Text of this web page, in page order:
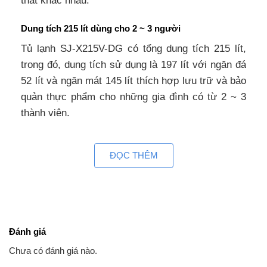
Dung tích 215 lít dùng cho 2 ~ 3 người
Tủ lạnh SJ-X215V-DG có tổng dung tích 215 lít,
trong đó, dung tích sử dụng là 197 lít với ngăn đá
52 lít và ngăn mát 145 lít thích hợp lưu trữ và bảo
quản thực phẩm cho những gia đình có từ 2 ~ 3
thành viên.
Tiết kiệm điện tối ưu với công nghệ J-Tech Inverter
Tủ lạnh Sharp ngăn đá trên SJ-X215V-DG sử dụng
duy trì nhiệt độ ổn định, làm lạnh tương ứng hiệu
điện năng.
ĐỌC THÊM
Đánh giá
Chưa có đánh giá nào.